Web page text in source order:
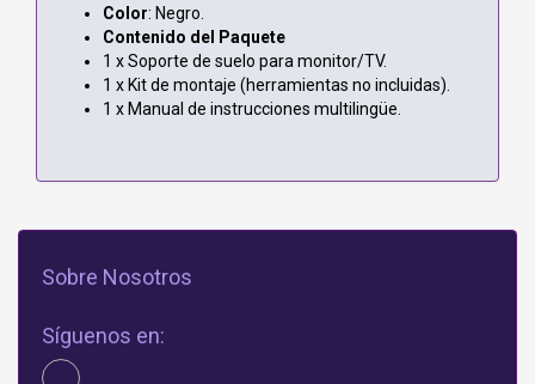
Color: Negro.
Contenido del Paquete
1 x Soporte de suelo para monitor/TV.
1 x Kit de montaje (herramientas no incluidas).
1 x Manual de instrucciones multilingüe.
Sobre Nosotros
Síguenos en: